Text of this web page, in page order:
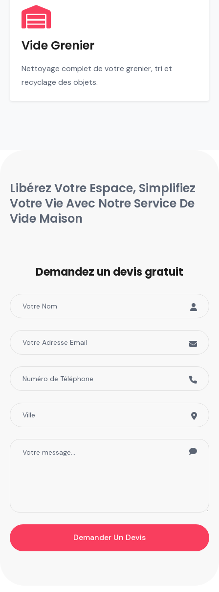
Vide Grenier
Nettoyage complet de votre grenier, tri et
recyclage des objets.
Libérez Votre Espace, Simplifiez
Votre Vie Avec Notre Service De
Vide Maison
Demandez un devis gratuit
Demander Un Devis